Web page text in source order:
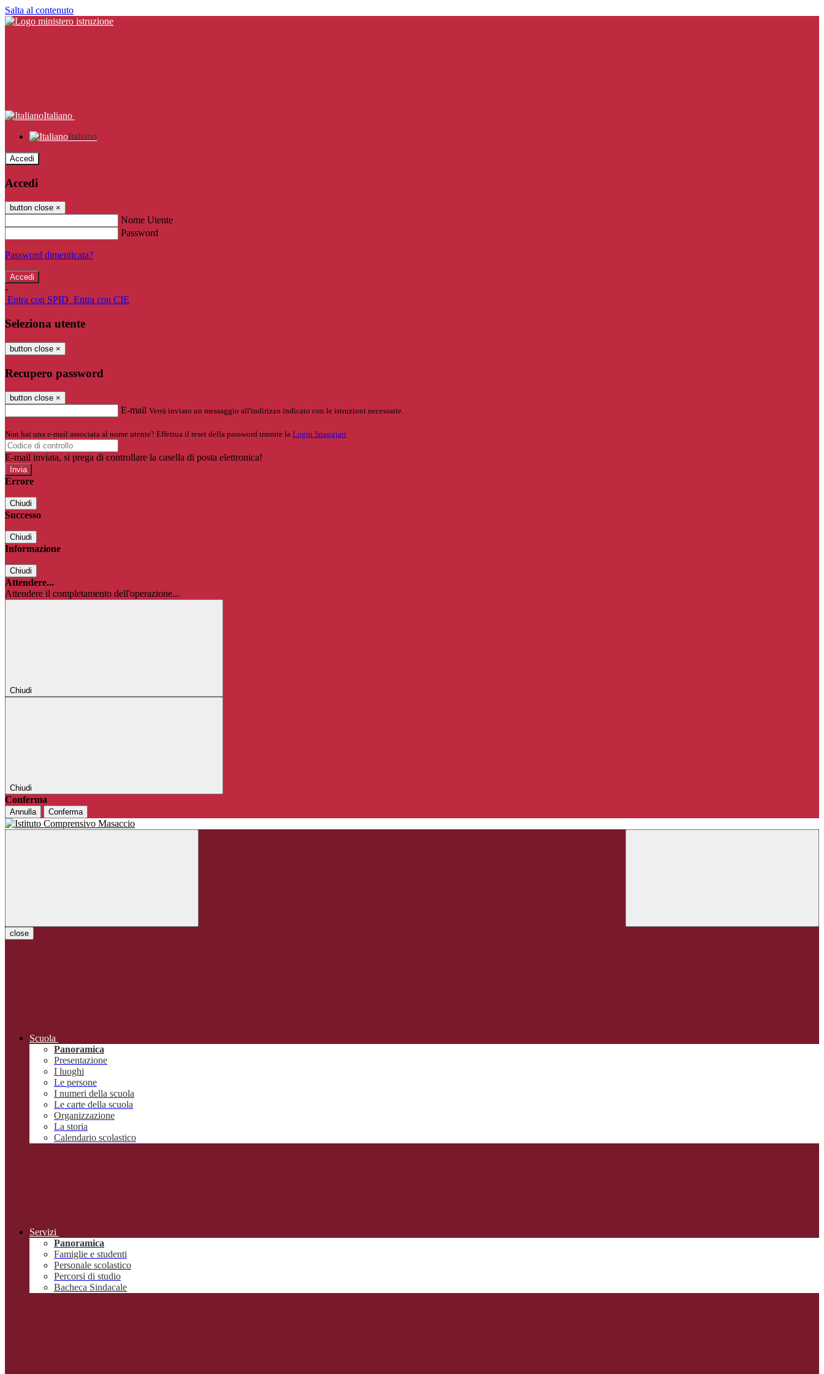
Salta al contenuto
Italiano
Italiano
Accedi
Accedi
button close ×
Nome Utente
Password
Password dimenticata?
-
Entra con SPID Entra con CIE
Seleziona utente
button close ×
Recupero password
button close ×
E-mail Verrà inviato un messaggio all'indirizzo indicato con le istruzioni necessarie.
Non hai una e-mail associata al nome utente? Effettua il reset della password tramite la Login Spaggiari
E-mail inviata, si prega di controllare la casella di posta elettronica!
Errore
Chiudi
Successo
Chiudi
Informazione
Chiudi
Attendere...
Attendere il completamento dell'operazione...
Chiudi
Chiudi
Conferma
Annulla Conferma
close
Scuola
Panoramica
Presentazione
I luoghi
Le persone
I numeri della scuola
Le carte della scuola
Organizzazione
La storia
Calendario scolastico
Servizi
Panoramica
Famiglie e studenti
Personale scolastico
Percorsi di studio
Bacheca Sindacale